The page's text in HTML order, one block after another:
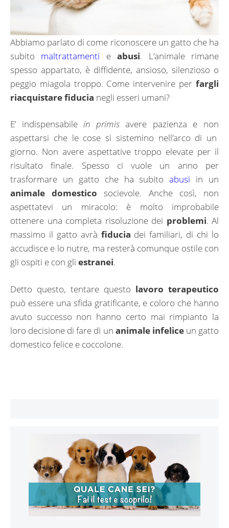
Abbiamo parlato di come riconoscere un gatto che ha
subito maltrattamenti eabusi. L’animale rimane
spesso appartato, è diffidente, ansioso, silenzioso o
peggio miagola troppo. Come intervenire per fargli
riacquistare fiducia negli esseri umani?
E’ indispensabilein primisavere pazienza e non
aspettarsi che le cose si sistemino nell’arco di un
giorno. Non avere aspettative troppo elevate per il
risultato finale. Spesso ci vuole un anno per
trasformare un gatto che ha subitoabusi in un
animale domestico socievole. Anche così, non
aspettatevi un miracolo: è molto improbabile
ottenere una completa risoluzione dei problemi. Al
massimo il gatto avrà fiducia dei familiari, di chi lo
accudisce e lo nutre, ma resterà comunque ostile con
gli ospiti e con gli estranei.
Detto questo, tentare questo lavoro terapeutico
può essere una sfida gratificante, e coloro che hanno
avuto successo non hanno certo mai rimpianto la
loro decisione di fare di un animale infeliceun gatto
domestico felice e coccolone.